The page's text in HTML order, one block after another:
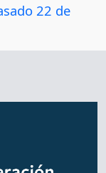
22 de